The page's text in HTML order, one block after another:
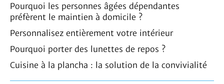
Pourquoi les personnes âgées dépendantes
préfèrent le maintien à domicile ?
Personnalisez entièrement votre intérieur
Pourquoi porter des lunettes de repos ?
Cuisine à la plancha : la solution de la convivialité